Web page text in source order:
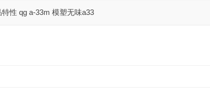
性 qg a-33m 模塑无味a33